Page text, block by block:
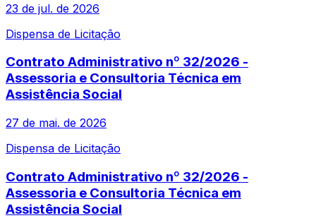
23 de jul. de 2026
Dispensa de Licitação
Contrato Administrativo nº 32/2026 -
Assessoria e Consultoria Técnica em
Assistência Social
27 de mai. de 2026
Dispensa de Licitação
Contrato Administrativo nº 32/2026 -
Assessoria e Consultoria Técnica em
Assistência Social